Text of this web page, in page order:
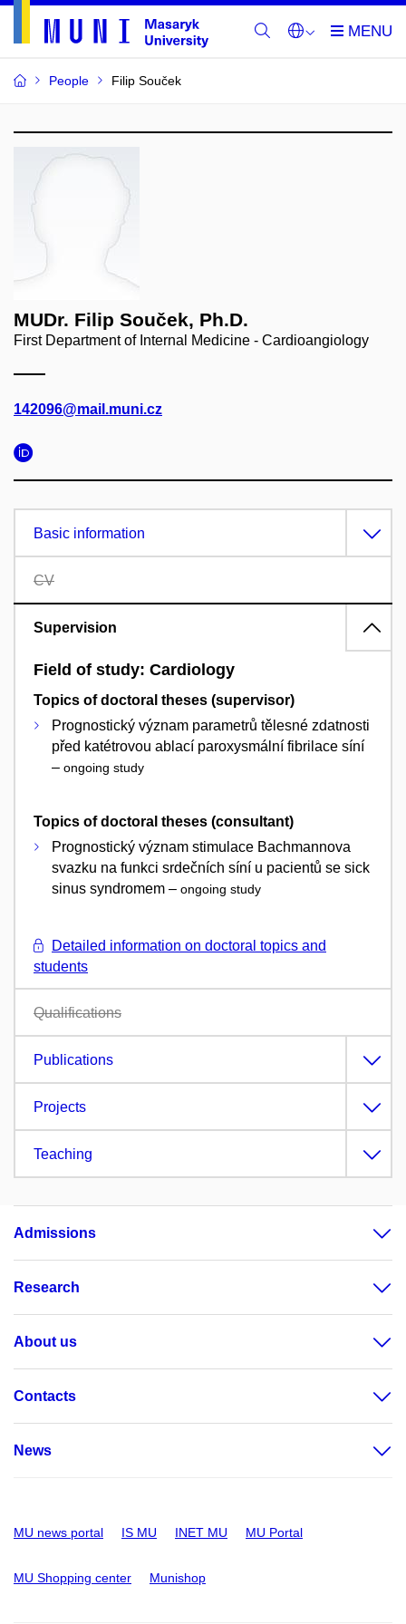
People Filip Souček
MUDr. Filip Souček, Ph.D.
First Department of Internal Medicine - Cardioangiology
142096@mail.muni.cz
Basic information
CV
Supervision
Field of study: Cardiology
Topics of doctoral theses (supervisor)
Prognostický význam parametrů tělesné zdatnosti
před katétrovou ablací paroxysmální fibrilace síní
– ongoing study
Topics of doctoral theses (consultant)
Prognostický význam stimulace Bachmannova
svazku na funkci srdečních síní u pacientů se sick
sinus syndromem – ongoing study
Detailed information on doctoral topics and
students
Qualifications
Publications
Projects
Teaching
Admissions
Research
About us
Contacts
News
MU news portal IS MU INET MU MU Portal
MU Shopping center Munishop